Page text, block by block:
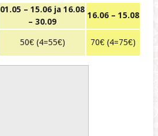
01.05 – 15.06 ja 16.08
– 30.09
16.06 – 15.08
50€ (4=55€) 70€ (4=75€)